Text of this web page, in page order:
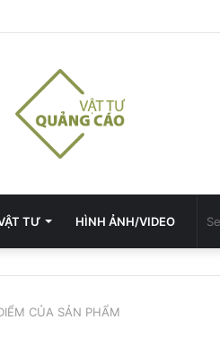
TƯ HÌNH ẢNH/VIDEO
CỦA SẢN PHẨM